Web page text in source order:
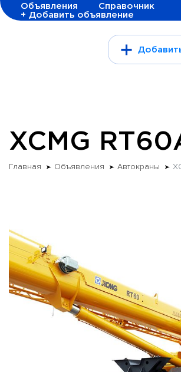
Объявления
Справочник
+ Добавить объявление
XCMG
Главная Объявления Автокраны